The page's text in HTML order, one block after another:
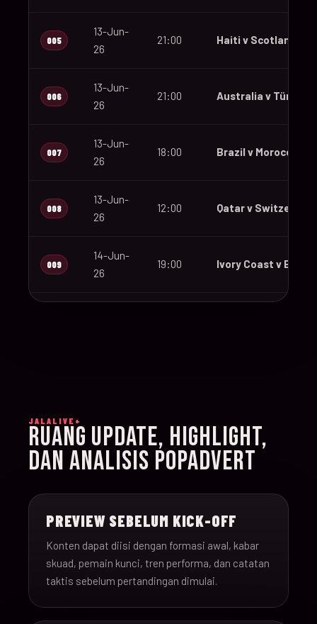
005
13-Jun-
26
21:00 Haiti v Scotland
006
13-Jun-
26
21:00 Australia v Türkiye
007
13-Jun-
26
18:00 Brazil v Morocco
008
13-Jun-
26
12:00 Qatar v Switzerland
009
14-Jun-
26
19:00 Ivory Coast v
012
14-Jun-
26
20:00 Sweden v Tunisia
26
014
26
12:00 Spain v Cape Verde
15-Jun-
26
Iran v New Zealand
JALALIVE+
RUANG UPDATE, HIGHLIGHT,
DAN ANALISIS POPADVERT
PREVIEW SEBELUM KICK-OFF
Konten dapat diisi dengan formasi awal, kabar
skuad, pemain kunci, tren performa, dan catatan
taktis sebelum pertandingan dimulai.